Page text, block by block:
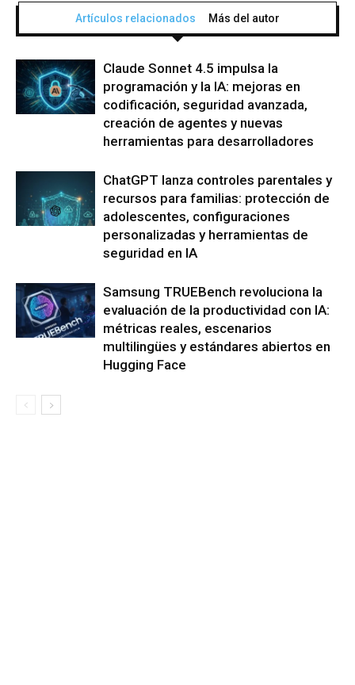
Artículos relacionados Más del autor
Claude Sonnet 4.5 impulsa la
programación y la IA: mejoras en
codificación, seguridad avanzada,
creación de agentes y nuevas
herramientas para desarrolladores
ChatGPT lanza controles parentales y
recursos para familias: protección de
adolescentes, configuraciones
personalizadas y herramientas de
seguridad en IA
Samsung TRUEBench revoluciona la
evaluación de la productividad con IA:
métricas reales, escenarios
multilingües y estándares abiertos en
Hugging Face